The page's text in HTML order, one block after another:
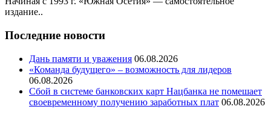
издание..
Последние новости
Дань памяти и уважения 06.08.2026
«Команда будущего» – возможность для лидеров
06.08.2026
Сбой в системе банковских карт Нацбанка не помешает
своевременному получению заработных плат 06.08.2026